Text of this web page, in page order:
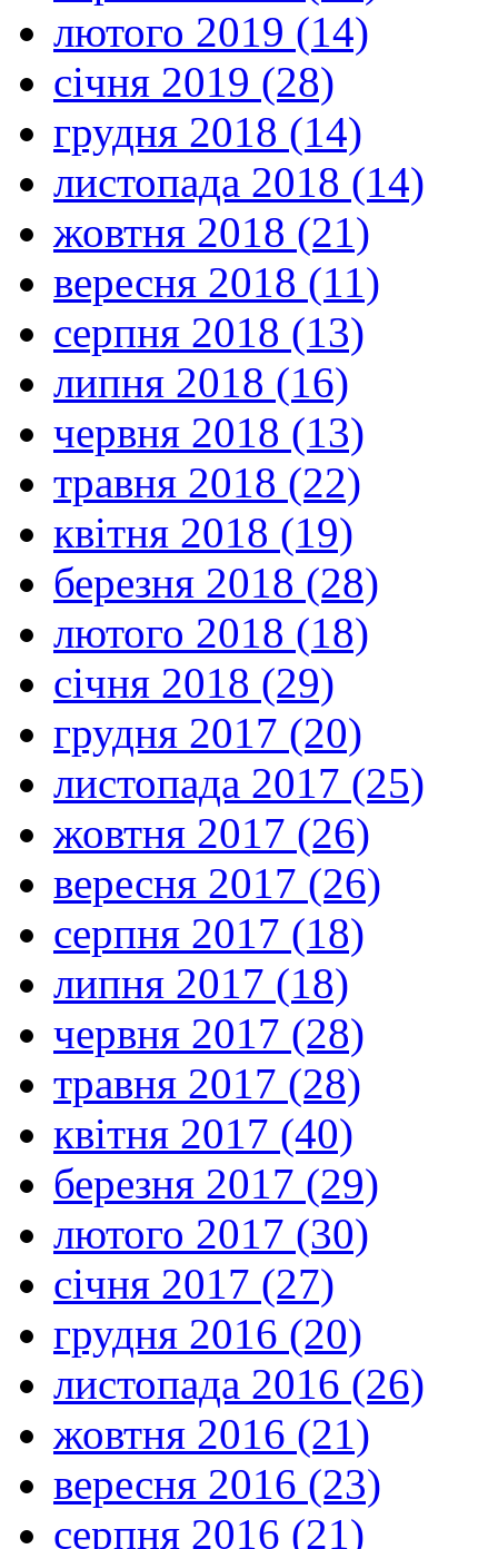
лютого 2019 (14)
січня 2019 (28)
грудня 2018 (14)
листопада 2018 (14)
жовтня 2018 (21)
вересня 2018 (11)
серпня 2018 (13)
липня 2018 (16)
червня 2018 (13)
травня 2018 (22)
квітня 2018 (19)
березня 2018 (28)
лютого 2018 (18)
січня 2018 (29)
грудня 2017 (20)
листопада 2017 (25)
жовтня 2017 (26)
вересня 2017 (26)
серпня 2017 (18)
липня 2017 (18)
червня 2017 (28)
травня 2017 (28)
квітня 2017 (40)
березня 2017 (29)
лютого 2017 (30)
січня 2017 (27)
грудня 2016 (20)
листопада 2016 (26)
жовтня 2016 (21)
вересня 2016 (23)
серпня 2016 (21)